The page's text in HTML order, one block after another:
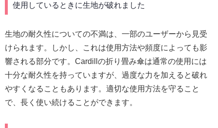
使用しているときに生地が破れました
生地の耐久性についての不満は、一部のユーザーから見受
けられます。しかし、これは使用方法や頻度によっても影
響される部分です。Cardillの折り畳み傘は通常の使用には
十分な耐久性を持っていますが、過度な力を加えると破れ
やすくなることもあります。適切な使用方法を守ること
で、長く使い続けることができます。